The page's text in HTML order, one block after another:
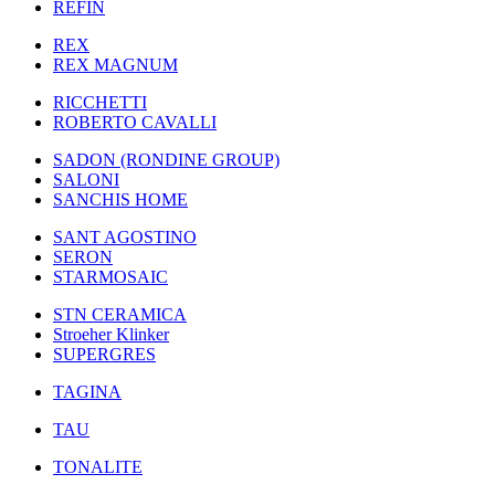
REFIN
REX
REX MAGNUM
RICCHETTI
ROBERTO CAVALLI
SADON (RONDINE GROUP)
SALONI
SANCHIS HOME
SANT AGOSTINO
SERON
STARMOSAIC
STN CERAMICA
Stroeher Klinker
SUPERGRES
TAGINA
TAU
TONALITE